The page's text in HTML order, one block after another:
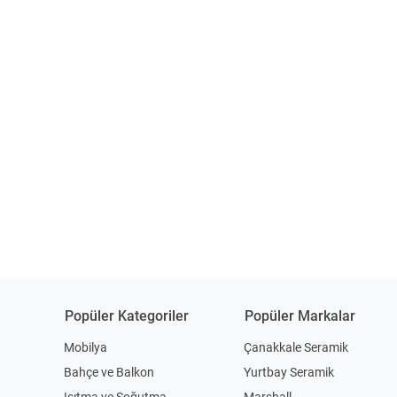
Popüler Kategoriler
Mobilya
Bahçe ve Balkon
Popüler Markalar
Çanakkale Seramik
Yurtbay Seramik